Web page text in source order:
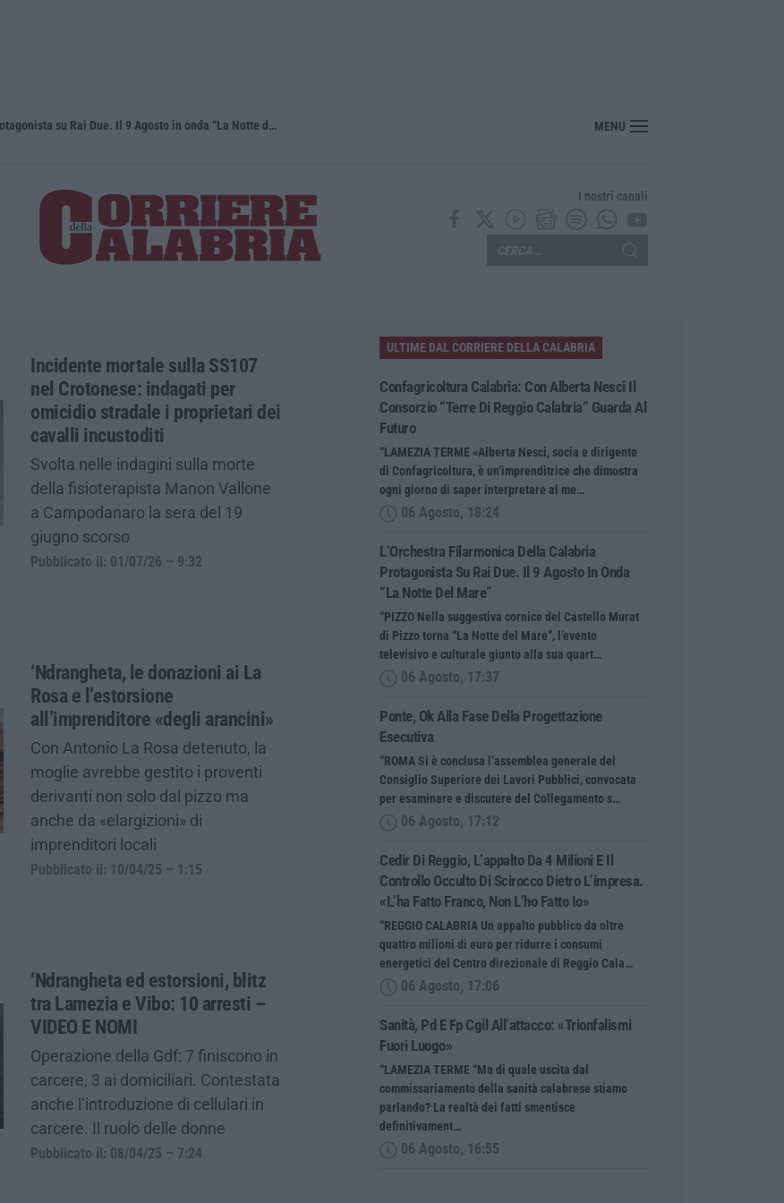
L’Orchestra Filarmonica della Calabria protagonista su Rai Due. Il 9 Agosto in onda “La Notte del Mare” MENU
I nostri canali
Incidente mortale sulla SS107
nel Crotonese: indagati per
omicidio stradale i proprietari dei
cavalli incustoditi
Svolta nelle indagini sulla morte
della fisioterapista Manon Vallone
a Campodanaro la sera del 19
giugno scorso
Pubblicato il: 01/07/26 – 9:32
‘Ndrangheta, le donazioni ai La
Rosa e l’estorsione
all’imprenditore «degli arancini»
Con Antonio La Rosa detenuto, la
moglie avrebbe gestito i proventi
derivanti non solo dal pizzo ma
anche da «elargizioni» di
imprenditori locali
Pubblicato il: 10/04/25 – 1:15
‘Ndrangheta ed estorsioni, blitz
tra Lamezia e Vibo: 10 arresti –
VIDEO E NOMI
Operazione della Gdf: 7 finiscono in
carcere, 3 ai domiciliari. Contestata
anche l’introduzione di cellulari in
carcere. Il ruolo delle donne
Pubblicato il: 08/04/25 – 7:24
ULTIME DAL CORRIERE DELLA CALABRIA
Confagricoltura Calabria: Con Alberta Nesci Il
Consorzio “Terre Di Reggio Calabria” Guarda Al
Futuro
“LAMEZIA TERME «Alberta Nesci, socia e dirigente
di Confagricoltura, è un’imprenditrice che dimostra
ogni giorno di saper interpretare al me…
06 Agosto, 18:24
L’Orchestra Filarmonica Della Calabria
Protagonista Su Rai Due. Il 9 Agosto In Onda
“La Notte Del Mare”
“PIZZO Nella suggestiva cornice del Castello Murat
di Pizzo torna “La Notte del Mare”, l’evento
televisivo e culturale giunto alla sua quart…
06 Agosto, 17:37
Ponte, Ok Alla Fase Della Progettazione
Esecutiva
“ROMA Si è conclusa l’assemblea generale del
Consiglio Superiore dei Lavori Pubblici, convocata
per esaminare e discutere del Collegamento s…
06 Agosto, 17:12
Cedir Di Reggio, L’appalto Da 4 Milioni E Il
Controllo Occulto Di Scirocco Dietro L’impresa.
«L’ha Fatto Franco, Non L’ho Fatto Io»
“REGGIO CALABRIA Un appalto pubblico da oltre
quattro milioni di euro per ridurre i consumi
energetici del Centro direzionale di Reggio Cala…
06 Agosto, 17:06
Sanità, Pd E Fp Cgil All’attacco: «Trionfalismi
Fuori Luogo»
“LAMEZIA TERME “Ma di quale uscita dal
commissariamento della sanità calabrese stiamo
parlando? La realtà dei fatti smentisce
definitivament…
06 Agosto, 16:55